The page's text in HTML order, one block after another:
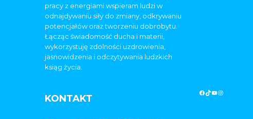
pracy z energiami wspieram ludzi w
odnajdywaniu siły do zmiany, odkrywaniu
potencjałów oraz tworzeniu dobrobytu.
Łącząc świadomość ducha i materii,
wykorzystuję zdolności uzdrowienia,
jasnowidzenia i odczytywania ludzkich
ksiąg życia.
KONTAKT